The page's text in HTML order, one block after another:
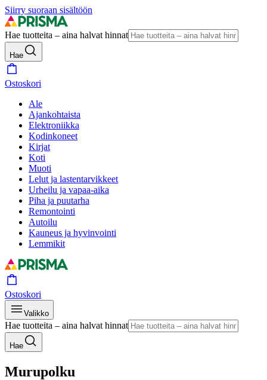
Siirry suoraan sisältöön
Hae tuotteita – aina halvat hinnat
Hae
Ostoskori
Ale
Ajankohtaista
Elektroniikka
Kodinkoneet
Kirjat
Koti
Muoti
Lelut ja lastentarvikkeet
Urheilu ja vapaa-aika
Piha ja puutarha
Remontointi
Autoilu
Kauneus ja hyvinvointi
Lemmikit
Ostoskori
Valikko
Hae tuotteita – aina halvat hinnat
Hae
Murupolku